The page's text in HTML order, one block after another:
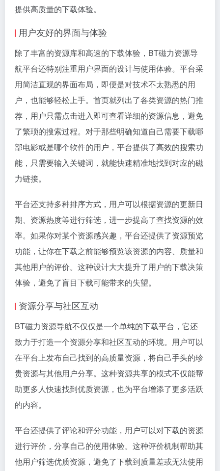
提供高质量的下载体验。
用户友好的界面与体验
除了丰富的资源库和高速的下载体验，BT磁力资源导
航平台还特别注重用户界面的设计与使用体验。平台采
用简洁直观的界面布局，即便是对技术不太熟悉的用
户，也能够轻松上手。首页就列出了各类资源的热门推
荐，用户只需点击进入即可查看详细的资源信息，避免
了繁琐的搜索过程。对于那些明确知道自己需要下载哪
部电影或是哪个软件的用户，平台提供了高效的搜索功
能，只需要输入关键词，就能快速精准地找到对应的磁
力链接。
平台还支持多种排序方式，用户可以根据资源的更新日
期、资源热度等进行筛选，进一步提高了查找资源的效
率。如果你对某个资源感兴趣，平台还提供了资源预览
功能，让你在下载之前能够预览该资源的内容、质量和
其他用户的评价。这种设计大大提升了用户的下载决策
体验，避免了盲目下载可能带来的失望。
资源分享与社区互动
BT磁力资源导航不仅仅是一个单纯的下载平台，它还
致力于打造一个资源分享和社区互动的环境。用户可以
在平台上发布自己找到的高质量资源，将自己手头的珍
贵资源与其他用户分享。这种资源共享的模式不仅能帮
助更多人快速找到优质资源，也为平台增添了更多活跃
的内容。
平台还提供了评论和评分功能，用户可以对下载的资源
进行评价，分享自己的使用体验。这种评价机制帮助其
他用户筛选优质资源，避免了下载到质量差或无法使用